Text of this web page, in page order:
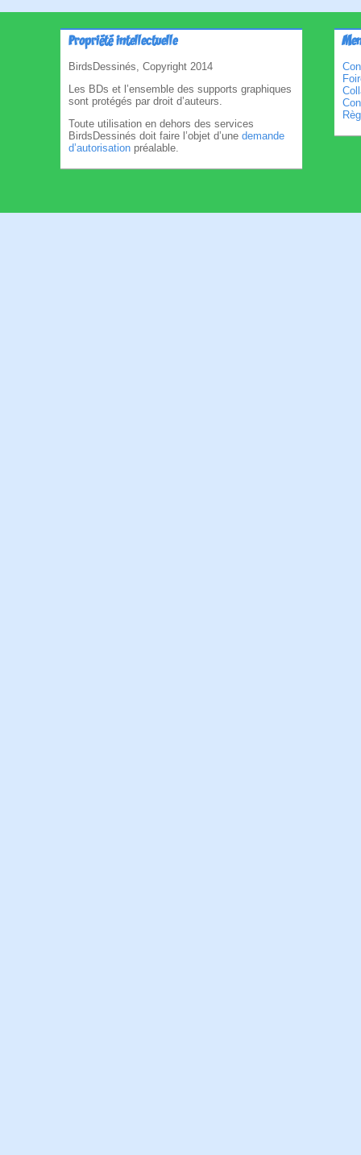
Propriété intellectuelle
BirdsDessinés, Copyright 2014
Les BDs et l’ensemble des supports graphiques
sont protégés par droit d’auteurs.
Toute utilisation en dehors des services
BirdsDessinés doit faire l’objet d’une demande
d’autorisation préalable.